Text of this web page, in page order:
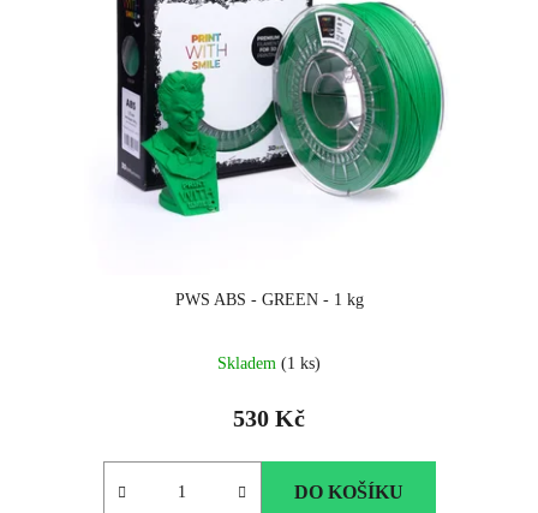
PWS ABS - GREEN - 1 kg
Skladem (1 ks)
530 Kč
DO KOŠÍKU